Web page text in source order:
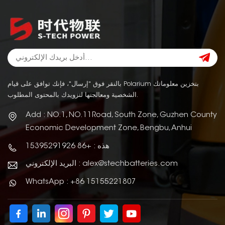
بالنقر فوق "إرسال"، فإنك توافق على قيام Polarium بتخزين معلوماتك
الشخصية ومعالجتها لتزويدك بالمحتوى المطلوب.
Add : NO.1, NO.11Road, South Zone, Guzhen County
Economic Development Zone, Bengbu, Anhui
هذه : +86 15395291926
البريد الإلكتروني : alex@stechbatteries.com
WhatsApp : +86 15155221807